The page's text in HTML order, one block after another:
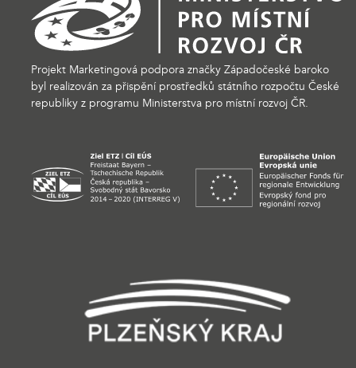
Projekt Marketingová podpora značky Západočeské baroko
byl realizován za přispění prostředků státního rozpočtu České
republiky z programu Ministerstva pro místní rozvoj ČR.